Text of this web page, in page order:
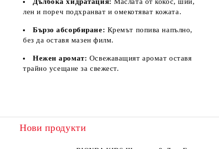
лен и пореч подхранват и омекотяват кожата.
Бързо абсорбиране: Кремът попива напълно,
без да оставя мазен филм.
Нежен аромат: Освежаващият аромат оставя
трайно усещане за свежест.
Нови продукти